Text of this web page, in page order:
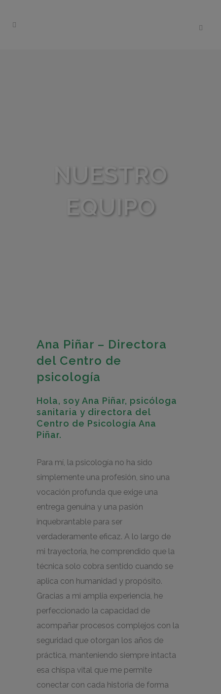
NUESTRO
EQUIPO
Ana Piñar – Directora
del Centro de
psicología
Hola, soy Ana Piñar, psicóloga
sanitaria y directora del
Centro de Psicología Ana
Piñar.
Para mí, la psicología no ha sido
simplemente una profesión, sino una
vocación profunda que exige una
entrega genuina y una pasión
inquebrantable para ser
verdaderamente eficaz. A lo largo de
mi trayectoria, he comprendido que la
técnica solo cobra sentido cuando se
aplica con humanidad y propósito.
Gracias a mi amplia experiencia, he
perfeccionado la capacidad de
acompañar procesos complejos con la
seguridad que otorgan los años de
práctica, manteniendo siempre intacta
esa chispa vital que me permite
conectar con cada historia de forma